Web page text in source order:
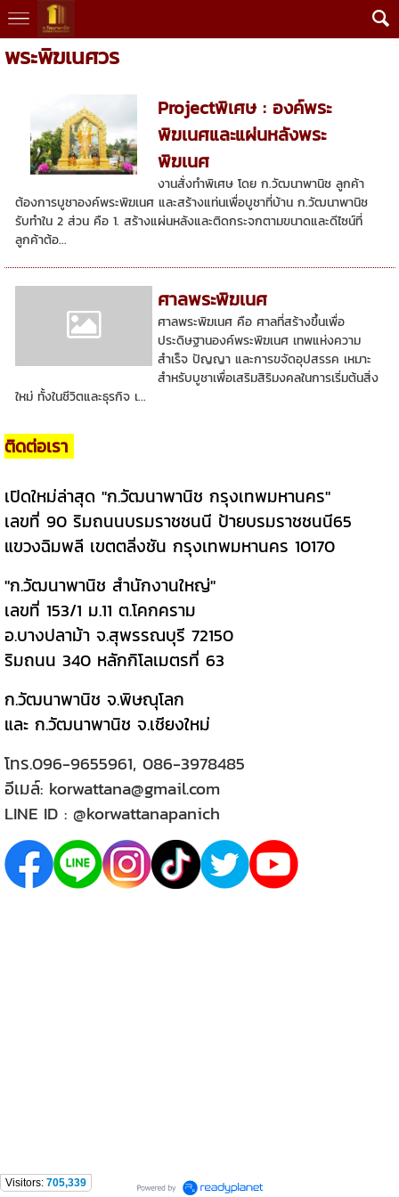
พระพิฆเนศวร
Projectพิเศษ : องค์พระ
พิฆเนศและแผ่นหลังพระ
พิฆเนศ
งานสั่งทำพิเศษ โดย ก.วัฒนาพานิช ลูกค้า
ต้องการบูชาองค์พระพิฆเนศ และสร้างแท่นเพื่อบูชาที่บ้าน ก.วัฒนาพานิช
รับทำใน 2 ส่วน คือ 1. สร้างแผ่นหลังและติดกระจกตามขนาดและดีไซน์ที่
ลูกค้าต้อ...
ศาลพระพิฆเนศ
ศาลพระพิฆเนศ คือ ศาลที่สร้างขึ้นเพื่อ
ประดิษฐานองค์พระพิฆเนศ เทพแห่งความ
สำเร็จ ปัญญา และการขจัดอุปสรรค เหมาะ
สำหรับบูชาเพื่อเสริมสิริมงคลในการเริ่มต้นสิ่ง
ใหม่ ทั้งในชีวิตและธุรกิจ เ...
ติดต่อเรา
เปิดใหม่ล่าสุด "ก.วัฒนาพานิช กรุงเทพมหานคร"
เลขที่ 90 ริมถนนบรมราชชนนี ป้ายบรมราชชนนี65
แขวงฉิมพลี เขตตลิ่งชัน กรุงเทพมหานคร 10170
"ก.วัฒนาพานิช สำนักงานใหญ่"
เลขที่ 153/1 ม.11 ต.โคกคราม
อ.บางปลาม้า จ.สุพรรณบุรี 72150
ริมถนน 340 หลักกิโลเมตรที่ 63
ก.วัฒนาพานิช จ.พิษณุโลก
และ ก.วัฒนาพานิช จ.เชียงใหม่
โทร.096-9655961, 086-3978485
อีเมล์: korwattana@gmail.com
LINE ID : @korwattanapanich
Visitors: 705,339